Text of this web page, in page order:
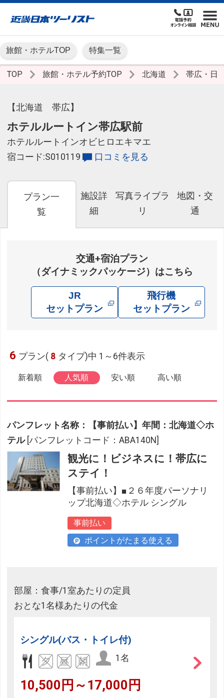
旅館・ホテルTOP 特集一覧
TOP 旅館・ホテル予約TOP 北海道 帯広・日
【北海道 帯広】
ホテルルートイン帯広駅前
ホテルルートインオビヒロエキマエ
宿コード:S010119
口コミを見る
プラン一
覧
施設詳
細
写真ライブラ
リ
地図・交
通
交通+宿泊プラン
（ダイナミックパッケージ）はこちら
JR
セットプラン
飛行機
セットプラン
6 プラン( 8 タイプ)中 1～6件表示
新着順 人気順 安い順 高い順
パンフレット名称：【事前払い】年間：北海道◇ホ
テル [パンフレットコード：ABA140N]
観光に！ビジネスに！帯広に
ステイ！
【事前払い】■２６年度パーソナリ
ップ北海道◇ホテル シングル
事前払い
ポイントがたまる使える
部屋：食事/1室あたりの定員
おとな1名様あたりの代金
シングル(バス・トイレ付)
1名
10,500円～17,000円